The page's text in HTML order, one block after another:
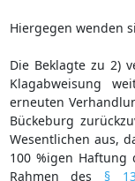
Hiergegen wenden
Die Beklagte zu 2)
Klagabweisung
erneuten
Bückeburg
Wesentlichen aus,
100 %igen Haftung
Rahmen des §